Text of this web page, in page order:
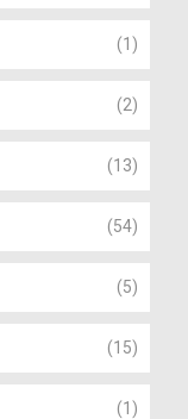
(1)
(2)
(13)
(54)
(5)
(15)
(1)